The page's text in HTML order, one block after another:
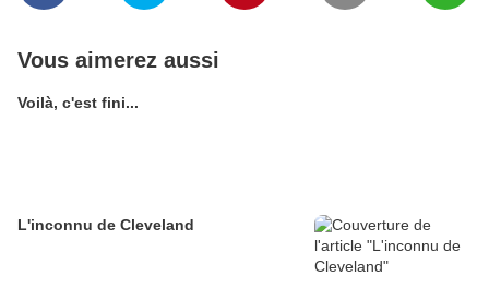
Vous aimerez aussi
Voilà, c'est fini...
L'inconnu de Cleveland